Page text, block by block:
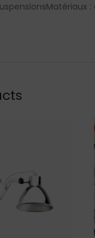
Matériaux